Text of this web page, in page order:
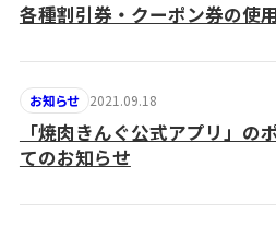
各種割引券・クーポン券の使
お知らせ 2021.09.18
「焼肉きんぐ公式アプリ」の
てのお知らせ